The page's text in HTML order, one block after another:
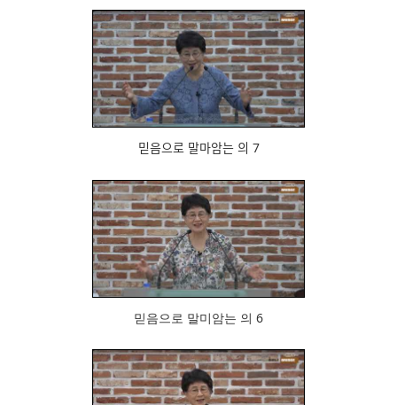
840
믿음으로 말마암는 의 7
774
믿음으로 말미암는 의 6